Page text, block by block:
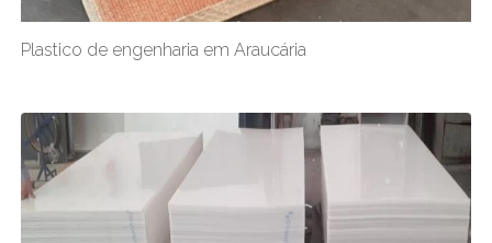
Plastico de engenharia em Araucária